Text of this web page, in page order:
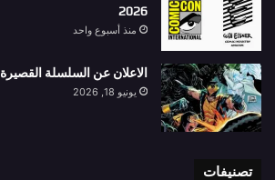
2026
منذ أسبوع واحد
الاعلان عن السلسلة القصيرة Alien Vs. X-Men
يونيو 18, 2026
تصنيفات